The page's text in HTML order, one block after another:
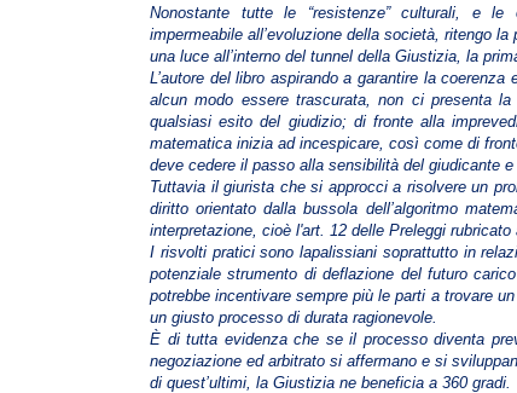
Nonostante tutte le “resistenze” culturali, e le
impermeabile all’evoluzione della società, ritengo
una luce all’interno del tunnel della Giustizia, la
L’autore del libro aspirando a garantire la
alcun modo essere trascurata, non ci presenta
qualsiasi esito del giudizio; di fronte alla
matematica inizia ad incespicare, così come di
deve cedere il passo alla sensibilità del giudicante e
Tuttavia il giurista che si approcci a risolvere un
diritto orientato dalla bussola dell’algoritmo
interpretazione, cioè l'art. 12 delle Preleggi
I risvolti pratici sono lapalissiani soprattutto in
potenziale strumento di deflazione del futuro
potrebbe incentivare sempre più le parti a trovare
un giusto processo di durata ragionevole.
È di tutta evidenza che se il processo diventa
negoziazione ed arbitrato si affermano e si
di quest’ultimi, la Giustizia ne beneficia a 360 gradi.